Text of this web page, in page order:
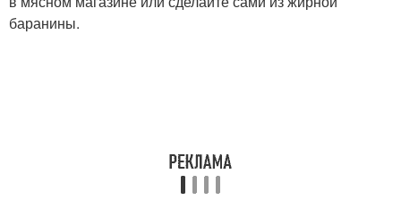
баранины.